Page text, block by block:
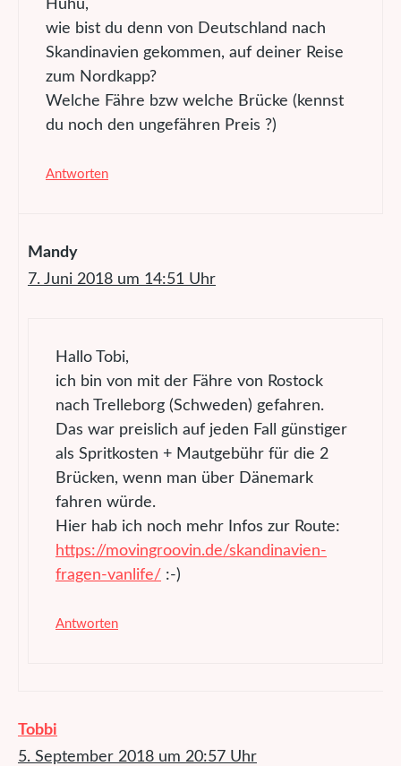
Huhu,
wie bist du denn von Deutschland nach
Skandinavien gekommen, auf deiner Reise
zum Nordkapp?
Welche Fähre bzw welche Brücke (kennst
du noch den ungefähren Preis ?)
Antworten
Mandy
7. Juni 2018 um 14:51 Uhr
Hallo Tobi,
ich bin von mit der Fähre von Rostock
nach Trelleborg (Schweden) gefahren.
Das war preislich auf jeden Fall günstiger
als Spritkosten + Mautgebühr für die 2
Brücken, wenn man über Dänemark
fahren würde.
Hier hab ich noch mehr Infos zur Route:
https://movingroovin.de/skandinavien-
fragen-vanlife/ :-)
Antworten
Tobbi
5. September 2018 um 20:57 Uhr